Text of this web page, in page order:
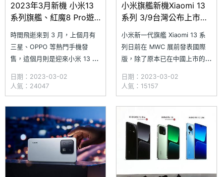
2023年3月新機 小米13
系列旗艦、紅魔8 Pro遊
戲手機爭相登台
時間飛逝來到 3 月，上個月有
三星、OPPO 等熱門手機發
售，這個月則是迎來小米 13 系
小米 13 Pro、方正邊框的小米
13，以及雙前鏡頭的小米 13
Lite，各位米粉準備好換新機了
嗎？除此之外，由米客邦代理的
紅魔 8 Pro 遊戲手機將在本月
開放預購，沒有挖孔或
日期：2023-03-02
人氣：24047
小米旗艦新機Xiaomi 13
系列 3/9台灣公布上市價
格及優惠
小米新一代旗艦 Xiaomi 13 系
列日前在 MWC 展前發表國際
版，除了原本已在中國上市的
還多了 Xiaomi 13 Lite，其中
Xiaomi 13 與 Xiaomi 13 Pro 搭
載徠卡專業光學鏡頭。香港方面
已於 2/27 開放預購
日期：2023-03-02
人氣：15157